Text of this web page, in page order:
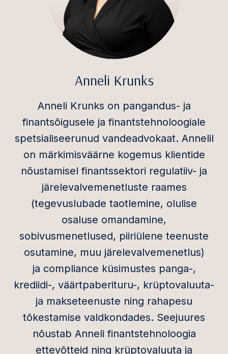
Anneli Krunks
Anneli Krunks on pangandus- ja
finantsõigusele ja finantstehnoloogiale
spetsialiseerunud vandeadvokaat. Annelil
on märkimisväärne kogemus klientide
nõustamisel finantssektori regulatiiv- ja
järelevalvemenetluste raames
(tegevuslubade taotlemine, olulise
osaluse omandamine,
sobivusmenetlused, piiriülene teenuste
osutamine, muu järelevalvemenetlus)
ja compliance küsimustes panga-,
krediidi-, väärtpaberituru-, krüptovaluuta-
ja makseteenuste ning rahapesu
tõkestamise valdkondades. Seejuures
nõustab Anneli finantstehnoloogia
ettevõtteid ning krüptovaluuta ja